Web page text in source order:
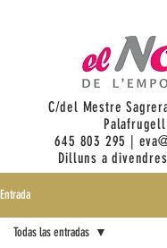
C/del Mestre
645 803 295 |
Dilluns a
Entrada
Todas las entradas